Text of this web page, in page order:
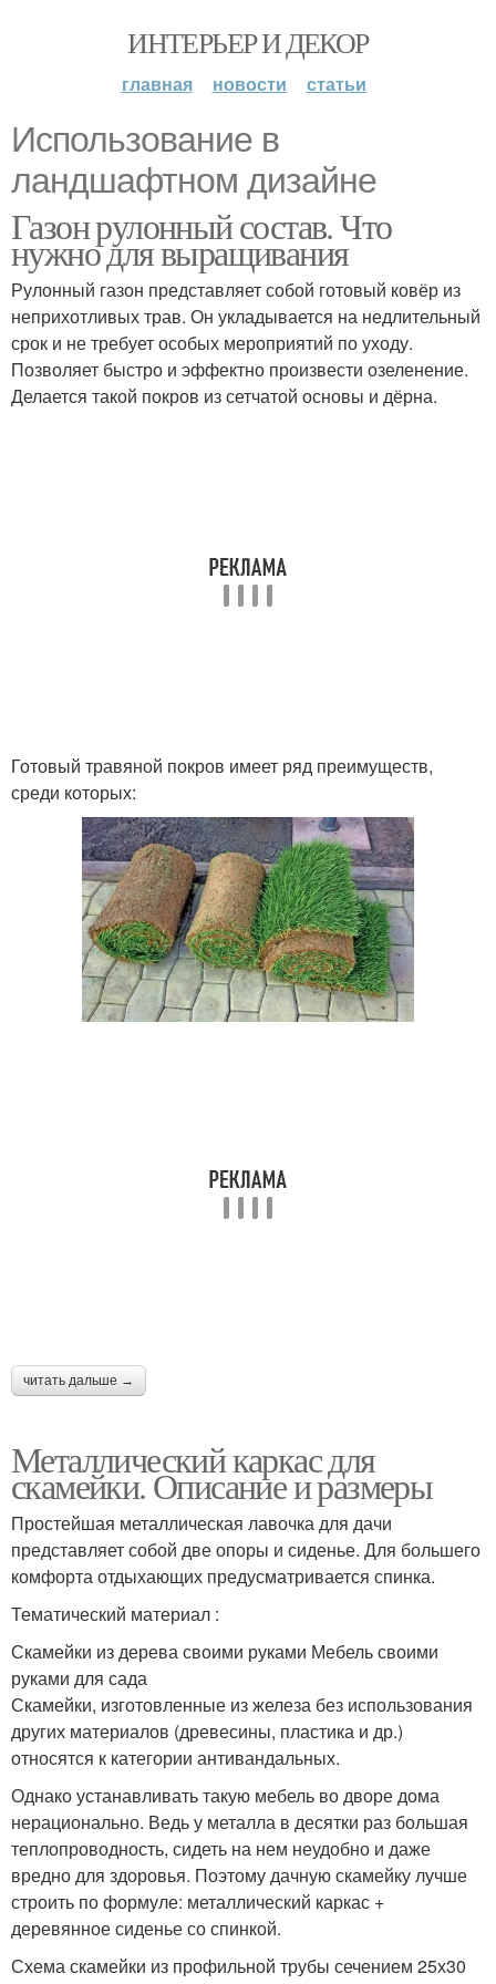
ИНТЕРЬЕР И ДЕКОР
главная новости статьи
Использование в
ландшафтном дизайне
Газон рулонный состав. Что
нужно для выращивания
Рулонный газон представляет собой готовый ковёр из
неприхотливых трав. Он укладывается на недлительный
срок и не требует особых мероприятий по уходу.
Позволяет быстро и эффектно произвести озеленение.
Делается такой покров из сетчатой основы и дёрна.
Готовый травяной покров имеет ряд преимуществ,
среди которых:
читать дальше →
Металлический каркас для
скамейки. Описание и размеры
Простейшая металлическая лавочка для дачи
представляет собой две опоры и сиденье. Для большего
комфорта отдыхающих предусматривается спинка.
Тематический материал :
Скамейки из дерева своими руками Мебель своими
руками для сада
Скамейки, изготовленные из железа без использования
других материалов (древесины, пластика и др.)
относятся к категории антивандальных.
Однако устанавливать такую мебель во дворе дома
нерационально. Ведь у металла в десятки раз большая
теплопроводность, сидеть на нем неудобно и даже
вредно для здоровья. Поэтому дачную скамейку лучше
строить по формуле: металлический каркас +
деревянное сиденье со спинкой.
Схема скамейки из профильной трубы сечением 25х30